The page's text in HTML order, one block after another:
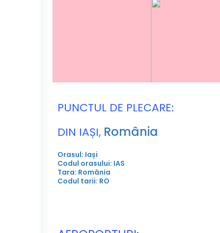
PUNCTUL DE PLECARE:
DIN IAȘI, România
Orasul: Iași
Codul orasului: IAS
Tara: România
Codul tarii: RO